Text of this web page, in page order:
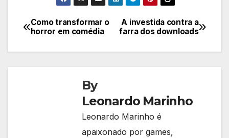
Navegação
de
A investida contra a
farra dos downloads
Como transformar o
horror em comédia
By
Leonardo Marinho
Leonardo Marinho é
apaixonado por games,